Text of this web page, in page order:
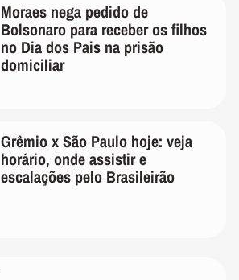
Moraes nega pedido de
Bolsonaro para receber os filhos
no Dia dos Pais na prisão
domiciliar
Grêmio x São Paulo hoje: veja
horário, onde assistir e
escalações pelo Brasileirão